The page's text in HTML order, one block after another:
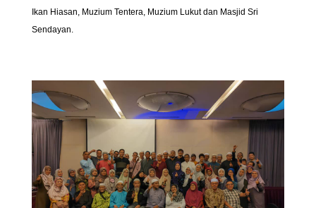
Ikan Hiasan, Muzium Tentera, Muzium Lukut dan Masjid Sri
Sendayan.